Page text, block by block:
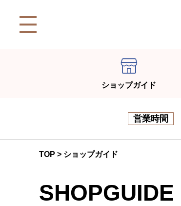
ショップガイド
営業時間
TOP > ショップガイド
SHOPGUIDE